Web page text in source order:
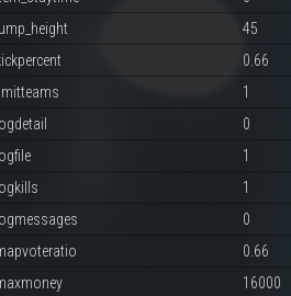
45
0.66
1
0
1
1
0
0.66
16000